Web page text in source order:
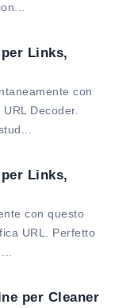
Links,
con
Decoder.
Links,
con questo
URL. Perfetto
per Cleaner